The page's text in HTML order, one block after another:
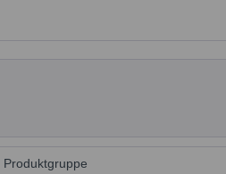
Produktgruppe